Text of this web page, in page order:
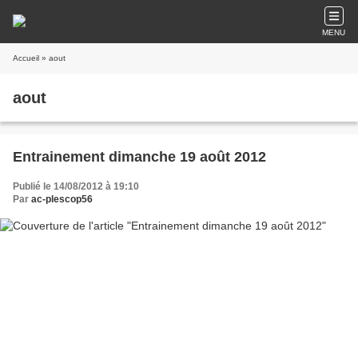
MENU
Accueil » aout
aout
Entrainement dimanche 19 août 2012
Publié le 14/08/2012 à 19:10
Par ac-plescop56